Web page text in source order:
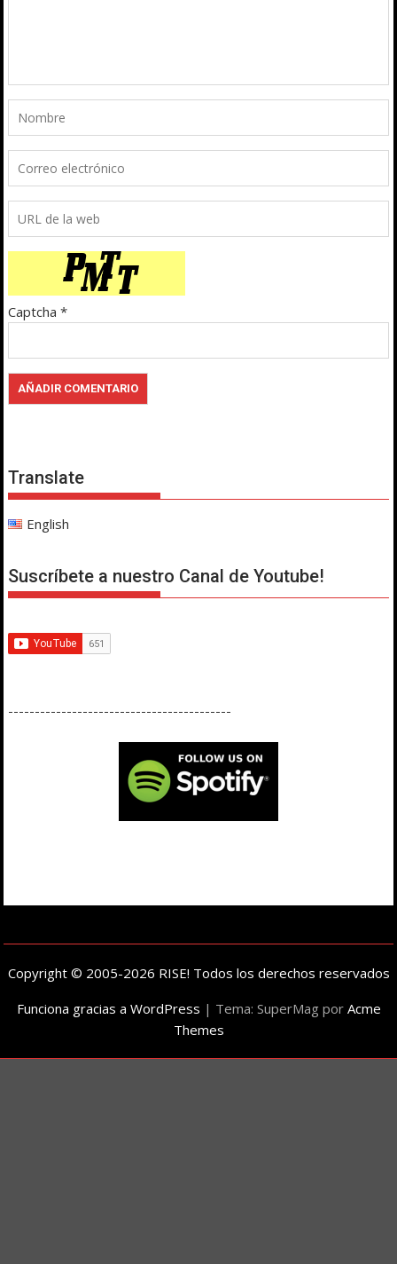
Captcha *
Translate
English
Suscríbete a nuestro Canal de Youtube!
------------------------------------------
Copyright © 2005-2026 RISE! Todos los derechos reservados
Funciona gracias a WordPress | Tema: SuperMag por Acme
Themes